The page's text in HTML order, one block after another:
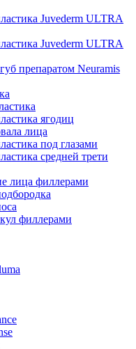
Juvederm ULTRA
Juvederm ULTRA
препаратом Neuramis
ягодиц
лица
под глазами
средней трети
лица филлерами
филлерами